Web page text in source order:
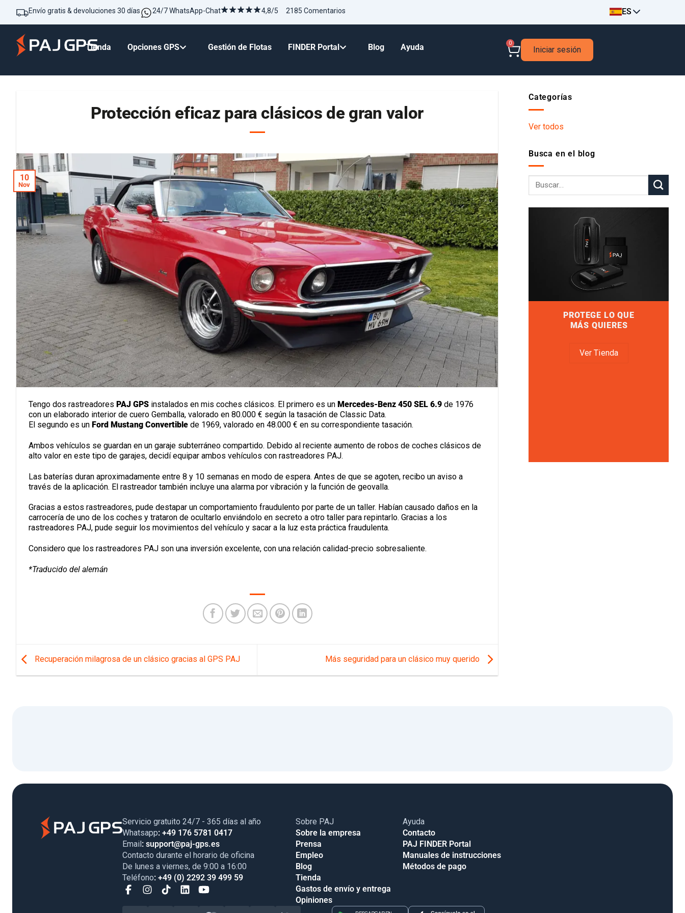
Envío gratis & devoluciones 30 días 24/7 WhatsApp-Chat 4,8/5 2185 Comentarios ES
Tienda Opciones GPS Gestión de Flotas FINDER Portal Blog Ayuda 0
Iniciar sesión
Protección eficaz para clásicos de gran valor
10
Nov
Tengo dos rastreadores PAJ GPS instalados en mis coches clásicos. El primero es un Mercedes-Benz 450 SEL 6.9 de 1976
con un elaborado interior de cuero Gemballa, valorado en 80.000 € según la tasación de Classic Data.
El segundo es un Ford Mustang Convertible de 1969, valorado en 48.000 € en su correspondiente tasación.
Ambos vehículos se guardan en un garaje subterráneo compartido. Debido al reciente aumento de robos de coches clásicos de
alto valor en este tipo de garajes, decidí equipar ambos vehículos con rastreadores PAJ.
Las baterías duran aproximadamente entre 8 y 10 semanas en modo de espera. Antes de que se agoten, recibo un aviso a
través de la aplicación. El rastreador también incluye una alarma por vibración y la función de geovalla.
Gracias a estos rastreadores, pude destapar un comportamiento fraudulento por parte de un taller. Habían causado daños en la
carrocería de uno de los coches y trataron de ocultarlo enviándolo en secreto a otro taller para repintarlo. Gracias a los
rastreadores PAJ, pude seguir los movimientos del vehículo y sacar a la luz esta práctica fraudulenta.
Considero que los rastreadores PAJ son una inversión excelente, con una relación calidad-precio sobresaliente.
*Traducido del alemán
Recuperación milagrosa de un clásico gracias al GPS PAJ Más seguridad para un clásico muy querido
Categorías
Ver todos
Busca en el blog
PROTEGE LO QUE
MÁS QUIERES
Ver Tienda
Servicio gratuito 24/7 - 365 días al año
Whatsapp: +49 176 5781 0417
Email : support@paj-gps.es
Contacto durante el horario de oficina
De lunes a viernes, de 9:00 a 16:00
Teléfono: +49 (0) 2292 39 499 59
Sobre PAJ
Sobre la empresa
Prensa
Empleo
Blog
Tienda
Gastos de envío y entrega
Opiniones
Ayuda
Contacto
PAJ FINDER Portal
Manuales de instrucciones
Métodos de pago